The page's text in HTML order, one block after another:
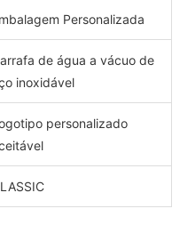
Personalizada
de água a vácuo de
inoxidável
personalizado